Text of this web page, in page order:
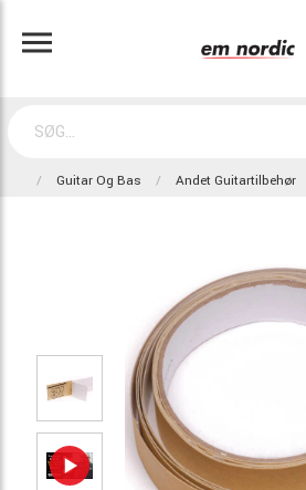
Guitar Og Bas Andet Guitartilbehør